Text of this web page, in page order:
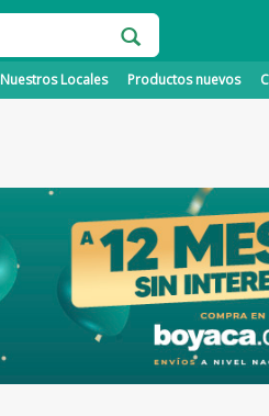
Nuestros Locales Productos nuevos